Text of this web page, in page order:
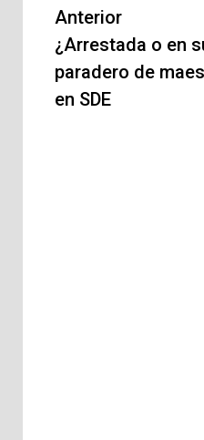
Navegación
de
entradas
Anterior
¿Arrestada o en
paradero de
en SDE